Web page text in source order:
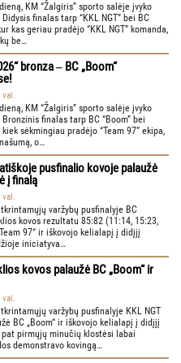
KM “Žalgiris” sporto salėje įvyko
finalas tarp “KKL NGT” bei BC
kas geriau pradėjo “KKL NGT” komanda,
be…
bronza ‒ BC „Boom“
val.
KM “Žalgiris” sporto salėje įvyko
Bronzinis finalas tarp BC “Boom” bei
kiek sėkmingiau pradėjo “Team 97” ekipa,
o…
pusfinalio kovoje palaužė
į finalą
val.
varžybų pusfinalyje BC
kovos rezultatu 85:82 (11:14, 15:23,
97“ ir iškovojo kelialapį į didįjį
iniciatyva…
kovos palaužė BC „Boom“ ir
val.
varžybų pusfinalyje KKL NGT
BC „Boom“ ir iškovojo kelialapį į didįjį
pat pirmųjų minučių klostėsi labai
demonstravo kovingą…